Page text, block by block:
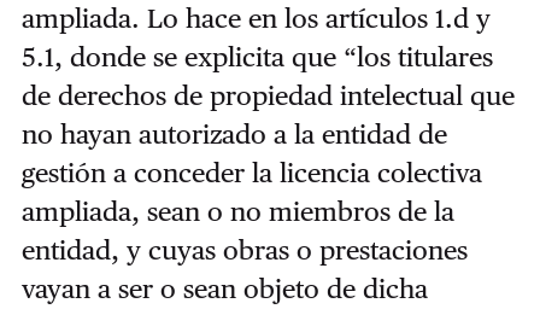
ampliada. Lo hace en los artículos 1.d y
5.1, donde se explicita que “los titulares
de derechos de propiedad intelectual que
no hayan autorizado a la entidad de
gestión a conceder la licencia colectiva
ampliada, sean o no miembros de la
entidad, y cuyas obras o prestaciones
vayan a ser o sean objeto de dicha